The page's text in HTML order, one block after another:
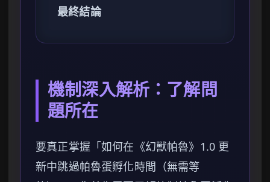
最終結論
機制深入解析：了解問
題所在
要真正掌握「如何在《幻獸帕魯》1.0 更
新中跳過帕魯蛋孵化時間（無需等